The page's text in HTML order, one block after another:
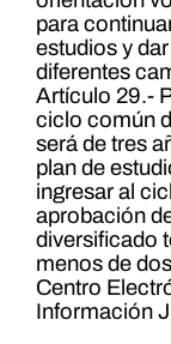
para
estudios y
diferentes
Artículo 29.-
ciclo común
será de tres
plan de
ingresar al
aprobación
diversificado
menos de
Centro
Información